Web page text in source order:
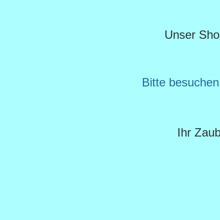
Unser
Bitte
Ihr